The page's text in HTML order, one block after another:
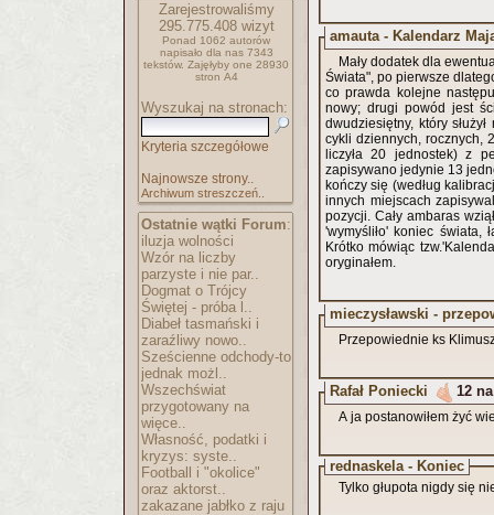
Zarejestrowaliśmy
295.775.408wizyt
Ponad 1062 autorów
napisało dla nas 7343
tekstów. Zajęłyby one 28930
stron A4
Wyszukaj na stronach:
Kryteria szczegółowe
Najnowsze strony..
Archiwum streszczeń..
Ostatnie wątki Forum:
iluzja wolności
Wzór na liczby
parzyste i nie par..
Dogmat o Trójcy
Świętej - próba l..
Diabeł tasmański i
zaraźliwy nowo..
Sześcienne odchody-to
jednak możl..
Wszechświat
przygotowany na
więce..
Własność, podatki i
kryzys: syste..
Football i "okolice"
oraz aktorst..
zakazane jabłko z raju
amauta - Kalendarz
Mały dodatek dla
Świata", po pierwsze
co prawda kolejne
nowy; drugi powód jest
dwudziesiętny, który
cykli dziennych, rocznych,
liczyła 20 jednostek) z
zapisywano jedynie 13
kończy się (według
innych miejscach
pozycji. Cały ambaras
'wymyśliło' koniec świata,
Krótko mówiąc
oryginałem.
mieczysławski -
Przepowiednie ks
Rafał Poniecki 12
A ja postanowiłem żyć
rednaskela - Koniec
Tylko głupota nigdy się